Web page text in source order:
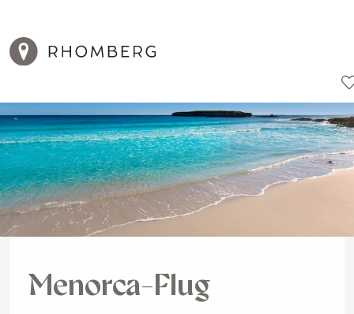
Reiseziele Reisearten Aktionen
Menorca-Flug